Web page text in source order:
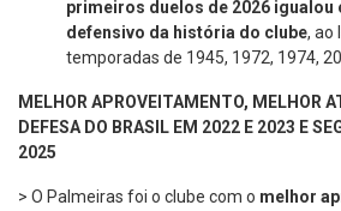
primeiros duelos de 2026 igualou
defensivo da história do clube, ao
temporadas de 1945, 1972, 1974,
MELHOR APROVEITAMENTO, MELHOR
DEFESA DO BRASIL EM 2022 E 2023 E
2025
> O Palmeiras foi o clube com o melhor